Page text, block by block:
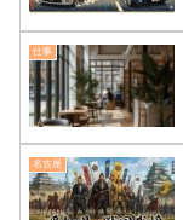
仕事
名古屋